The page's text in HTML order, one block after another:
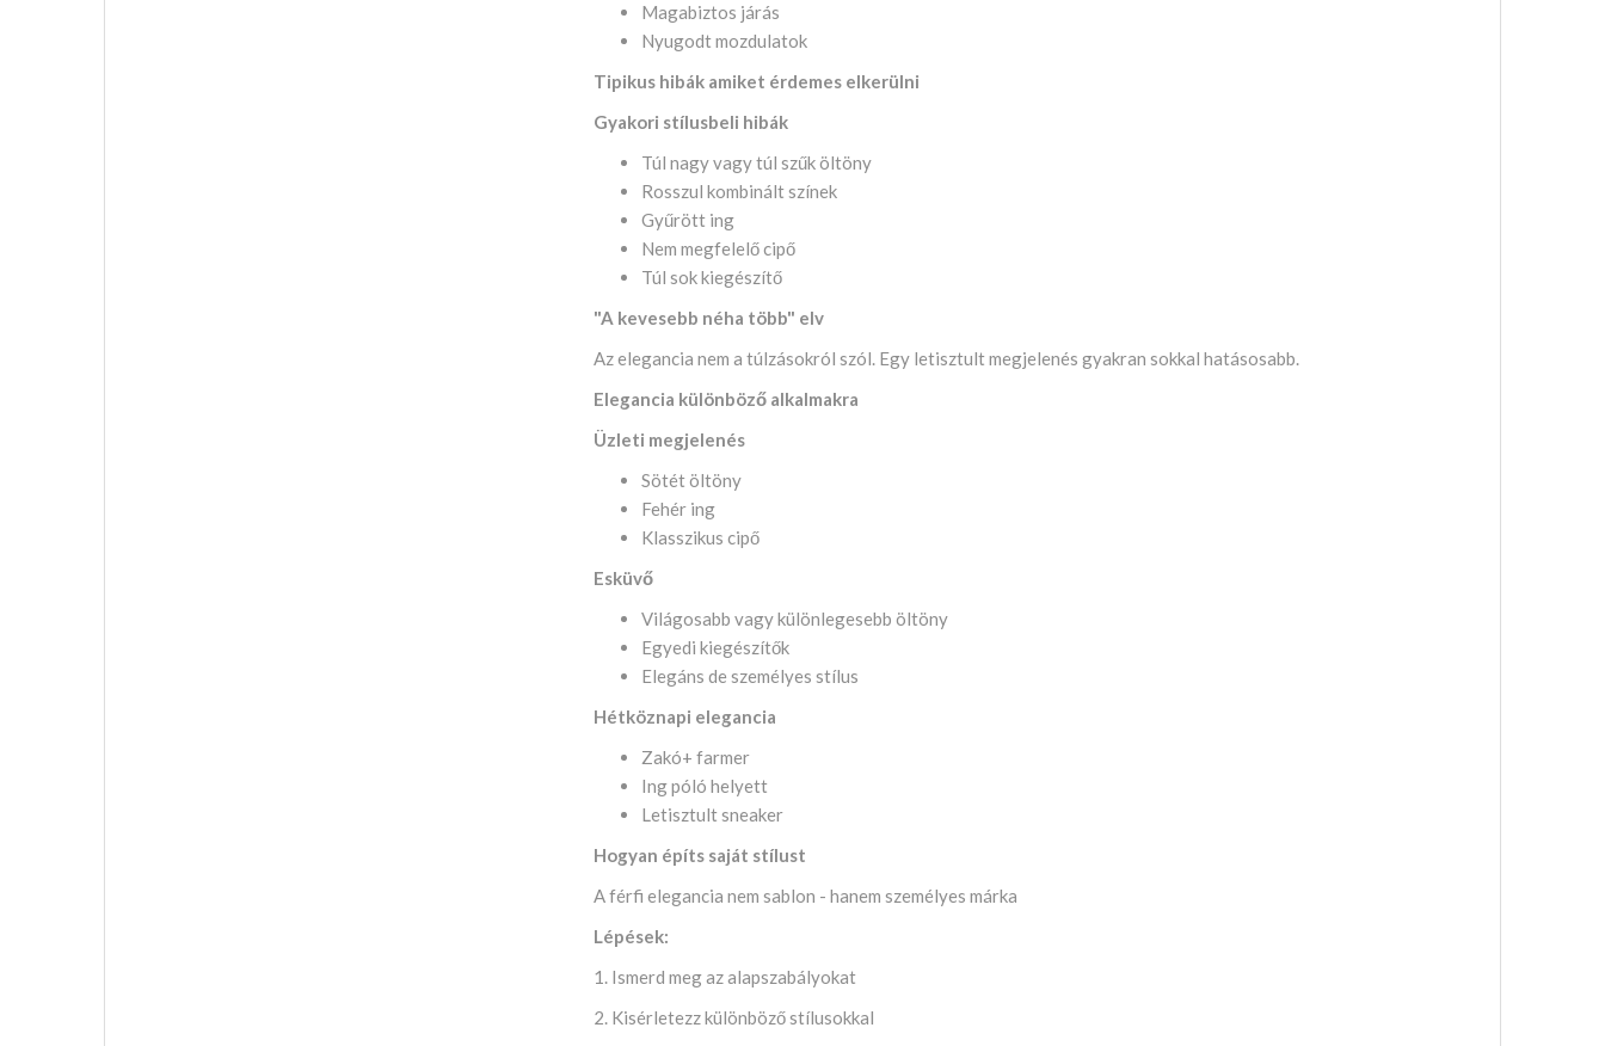
Magabiztos járás
Nyugodt mozdulatok
Tipikus hibák amiket érdemes elkerülni
Gyakori stílusbeli hibák
Túl nagy vagy túl szűk öltöny
Rosszul kombinált színek
Gyűrött ing
Nem megfelelő cipő
Túl sok kiegészítő
"A kevesebb néha több" elv
Az elegancia nem a túlzásokról szól. Egy letisztult megjelenés gyakran sokkal hatásosabb.
Elegancia különböző alkalmakra
Üzleti megjelenés
Sötét öltöny
Fehér ing
Klasszikus cipő
Esküvő
Világosabb vagy különlegesebb öltöny
Egyedi kiegészítők
Elegáns de személyes stílus
Hétköznapi elegancia
Zakó+ farmer
Ing póló helyett
Letisztult sneaker
Hogyan építs saját stílust
A férfi elegancia nem sablon - hanem személyes márka
Lépések:
1. Ismerd meg az alapszabályokat
2. Kisérletezz különböző stílusokkal